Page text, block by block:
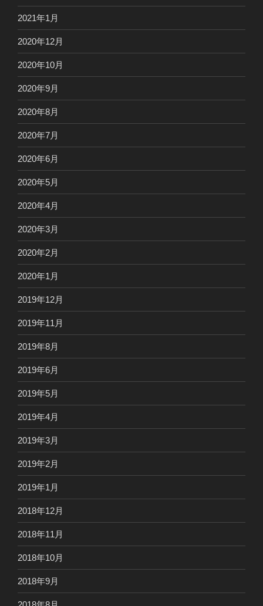
2021年1月
2020年12月
2020年10月
2020年9月
2020年8月
2020年7月
2020年6月
2020年5月
2020年4月
2020年3月
2020年2月
2020年1月
2019年12月
2019年11月
2019年8月
2019年6月
2019年5月
2019年4月
2019年3月
2019年2月
2019年1月
2018年12月
2018年11月
2018年10月
2018年9月